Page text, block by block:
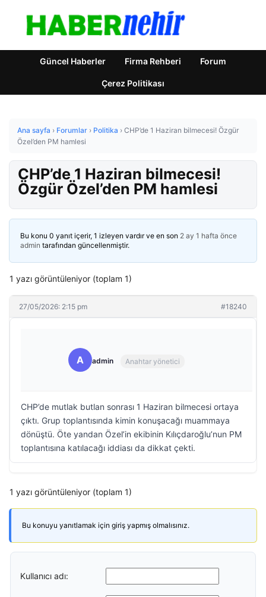
Güncel Haberler Firma Rehberi Forum
Çerez Politikası
Ana sayfa › Forumlar › Politika › CHP’de 1 Haziran bilmecesi! Özgür
Özel’den PM hamlesi
CHP’de 1 Haziran bilmecesi!
Özgür Özel’den PM hamlesi
Bu konu 0 yanıt içerir, 1 izleyen vardır ve en son 2 ay 1 hafta önce
admin tarafından güncellenmiştir.
1 yazı görüntüleniyor (toplam 1)
27/05/2026: 2:15 pm #18240
A admin Anahtar yönetici
CHP’de mutlak butlan sonrası 1 Haziran bilmecesi ortaya
çıktı. Grup toplantısında kimin konuşacağı muammaya
dönüştü. Öte yandan Özel’in ekibinin Kılıçdaroğlu’nun PM
toplantısına katılacağı iddiası da dikkat çekti.
1 yazı görüntüleniyor (toplam 1)
Bu konuyu yanıtlamak için giriş yapmış olmalısınız.
Kullanıcı adı: